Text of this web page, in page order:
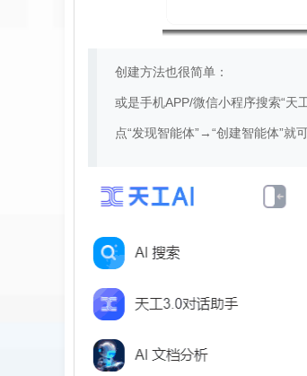
创建方法也很简单：
或是手机APP/微信小程序搜索“天
点“发现智能体”→“创建智能体”就可